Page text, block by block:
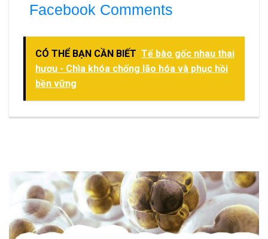
Facebook Comments
CÓ THỂ BẠN CẦN BIẾT Tế bào gốc nhau thai
hươu - Chìa khóa chống lão hóa và phục hồi
bền vững